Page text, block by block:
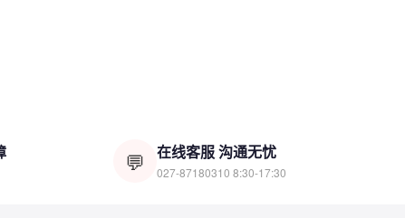
Welding-800X 焊接机
💬 在线客服 沟通无忧
027-87180310 8:30-17:30